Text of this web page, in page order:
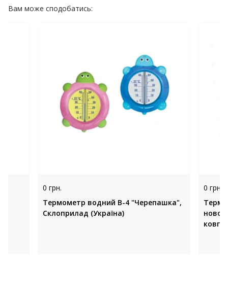
Вам може сподобатись:
0 грн.
Термометр водний В-4 "Черепашка",
Склоприлад (Україна)
0 грн.